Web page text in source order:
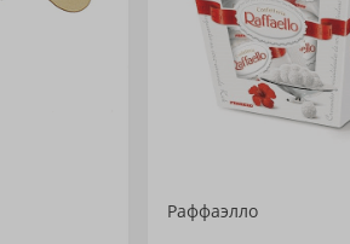
Раффаэлло